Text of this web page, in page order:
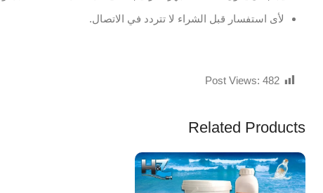
لأى استفسار قبل الشراء لا تتردد في الاتصال.
Post Views: 482
Related Products